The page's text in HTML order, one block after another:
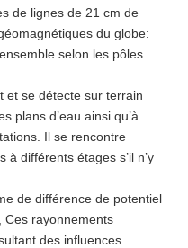
de lignes de 21 cm de
du globe:
selon les pôles
et se détecte sur terrain
plans d’eau ainsi qu’à
Il se rencontre
différents étages s’il n’y
de différence de potentiel
Ces rayonnements
des influences